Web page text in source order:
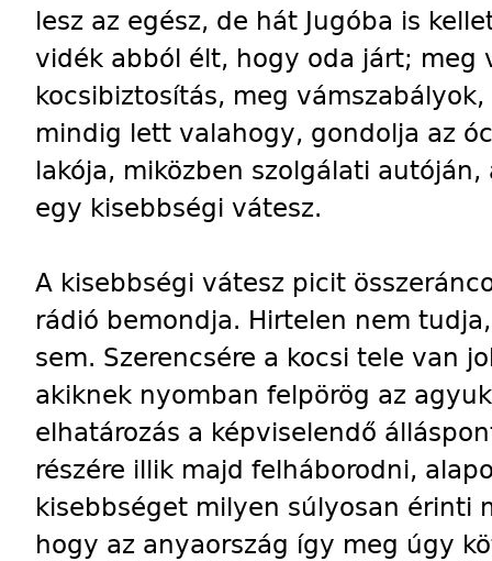
lesz az egész, de hát Jugóba is
vidék abból élt, hogy oda járt; meg
kocsibiztosítás, meg
mindig lett valahogy, gondolja az
lakója, miközben szolgálati
egy kisebbségi vátesz.
A kisebbségi vátesz picit
rádió bemondja. Hirtelen nem
sem. Szerencsére a kocsi tele van
akiknek nyomban felpörög az
elhatározás a képviselendő
részére illik majd felháborodni,
kisebbséget milyen súlyosan érinti
hogy az anyaország így meg úgy